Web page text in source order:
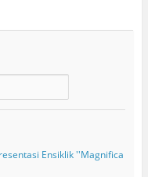
Ensiklik ''Magnifica